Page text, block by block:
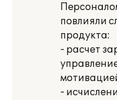
повлияли
продукта:
- расчет
-